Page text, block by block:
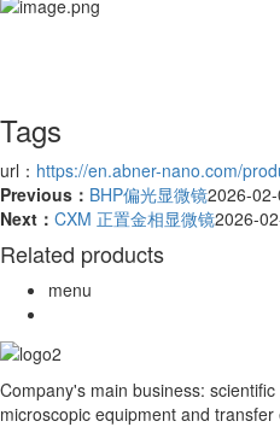
Tags
url： https://en.abner-nano.com/
Previous： BHP偏光显微镜2026-
Next： CXM 正置金相显微镜2026-
Related products
menu
Company's main business:
microscopic equipment and transfer